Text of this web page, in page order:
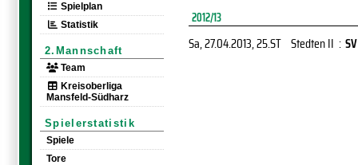
Spielplan
Statistik
2.Mannschaft
Team
Kreisoberliga
Mansfeld-Südharz
Spielerstatistik
Spiele
Tore
2012/13
Sa, 27.04.2013, 25.ST Stedten II :